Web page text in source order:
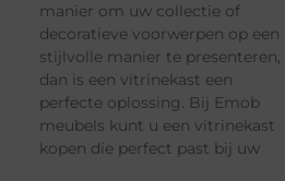
manier om uw collectie of
decoratieve voorwerpen op een
stijlvolle manier te presenteren,
dan is een vitrinekast een
perfecte oplossing. Bij Emob
meubels kunt u een vitrinekast
kopen die perfect past bij uw